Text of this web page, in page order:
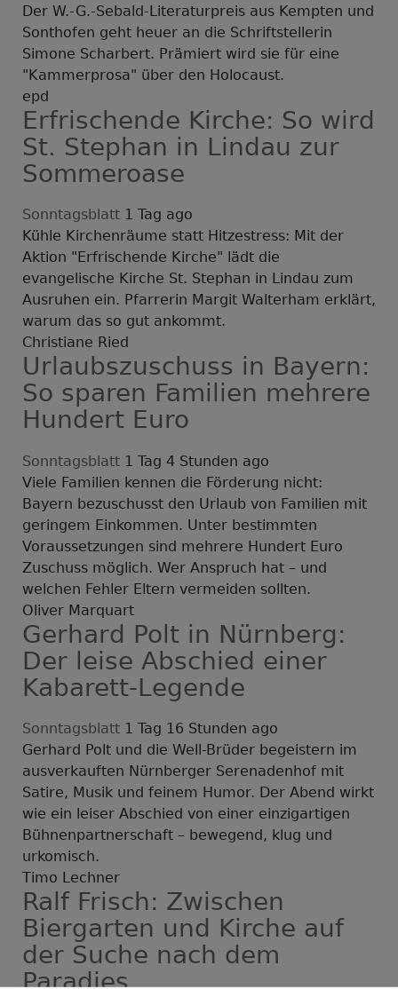
Der W.-G.-Sebald-Literaturpreis aus Kempten und
Sonthofen geht heuer an die Schriftstellerin
Simone Scharbert. Prämiert wird sie für eine
"Kammerprosa" über den Holocaust.
epd
Erfrischende Kirche: So wird
St. Stephan in Lindau zur
Sommeroase
Sonntagsblatt 1 Tag ago
Kühle Kirchenräume statt Hitzestress: Mit der
Aktion "Erfrischende Kirche" lädt die
evangelische Kirche St. Stephan in Lindau zum
Ausruhen ein. Pfarrerin Margit Walterham erklärt,
warum das so gut ankommt.
Christiane Ried
Urlaubszuschuss in Bayern:
So sparen Familien mehrere
Hundert Euro
Sonntagsblatt 1 Tag 4 Stunden ago
Viele Familien kennen die Förderung nicht:
Bayern bezuschusst den Urlaub von Familien mit
geringem Einkommen. Unter bestimmten
Voraussetzungen sind mehrere Hundert Euro
Zuschuss möglich. Wer Anspruch hat – und
welchen Fehler Eltern vermeiden sollten.
Oliver Marquart
Gerhard Polt in Nürnberg:
Der leise Abschied einer
Kabarett-Legende
Sonntagsblatt 1 Tag 16 Stunden ago
Gerhard Polt und die Well-Brüder begeistern im
ausverkauften Nürnberger Serenadenhof mit
Satire, Musik und feinem Humor. Der Abend wirkt
wie ein leiser Abschied von einer einzigartigen
Bühnenpartnerschaft – bewegend, klug und
urkomisch.
Timo Lechner
Ralf Frisch: Zwischen
Biergarten und Kirche auf
der Suche nach dem
Paradies